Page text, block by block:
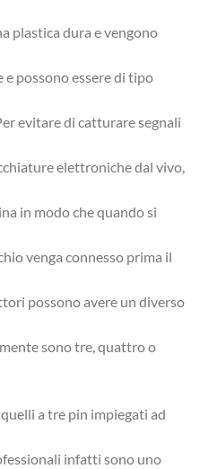
plastica dura e vengono
e possono essere di tipo
evitare di catturare segnali
elettroniche dal vivo,
in modo che quando si
venga connesso prima il
possono avere un diverso
sono tre, quattro o
a tre pin impiegati ad
infatti sono uno